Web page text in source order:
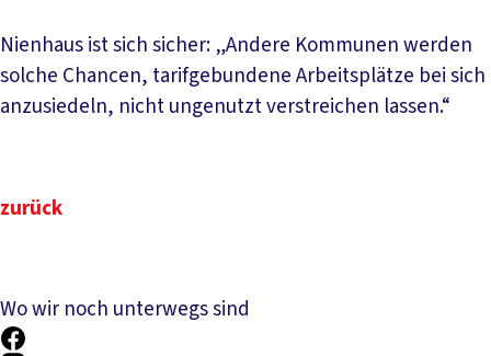
Nienhaus ist sich sicher: „Andere Kommunen werden
solche Chancen, tarifgebundene Arbeitsplätze bei sich
anzusiedeln, nicht ungenutzt verstreichen lassen.“
zurück
Wo wir noch unterwegs sind